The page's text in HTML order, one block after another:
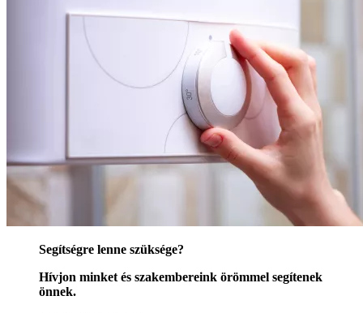
Segítségre lenne szüksége?
Hívjon minket és szakembereink örömmel segítenek
önnek.